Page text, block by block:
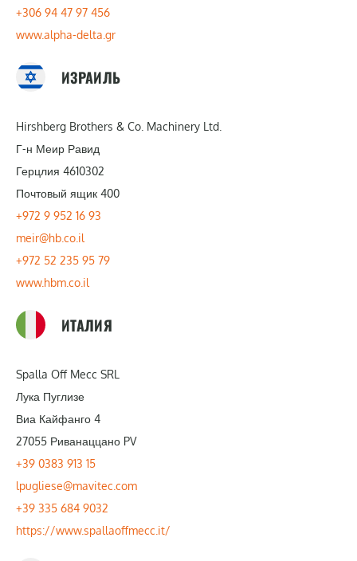
+306 94 47 97 456
www.alpha-delta.gr
ИЗРАИЛЬ
Hirshberg Brothers & Co. Machinery Ltd.
Г-н Меир Равид
Герцлия 4610302
Почтовый ящик 400
+972 9 952 16 93
meir@hb.co.il
+972 52 235 95 79
www.hbm.co.il
ИТАЛИЯ
Spalla Off Mecc SRL
Лука Пуглизе
Виа Кайфанго 4
27055 Риванаццано PV
+39 0383 913 15
lpugliese@mavitec.com
+39 335 684 9032
https://www.spallaoffmecc.it/